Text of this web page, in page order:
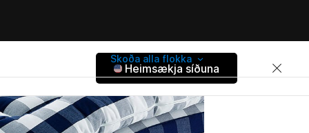
Skoða alla flokka
Heimsækja síðuna